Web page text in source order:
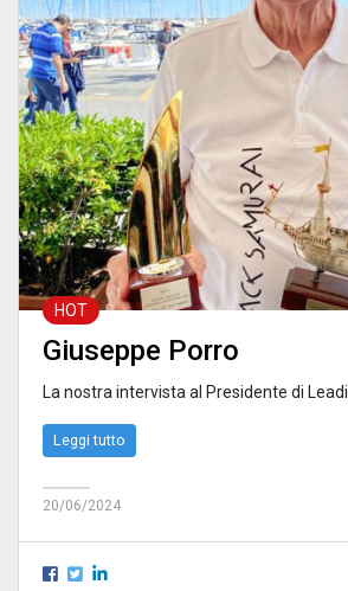
HOT
Giuseppe Porro
La nostra intervista al Presidente di
Leggi tutto
20/06/2024